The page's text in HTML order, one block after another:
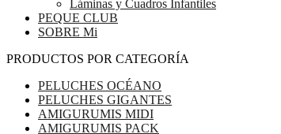
Láminas y Cuadros Infantiles
PEQUE CLUB
SOBRE Mi
PRODUCTOS POR CATEGORÍA
PELUCHES OCÉANO
PELUCHES GIGANTES
AMIGURUMIS MIDI
AMIGURUMIS PACK